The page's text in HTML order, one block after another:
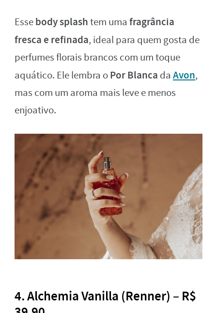
Essebody splashtem uma fragrância
fresca e refinada, ideal para quem gosta de
perfumes florais brancos com um toque
aquático. Ele lembra oPor Blanca da Avon,
mas com um aroma mais leve e menos
enjoativo.
4. Alchemia Vanilla (Renner) – R$